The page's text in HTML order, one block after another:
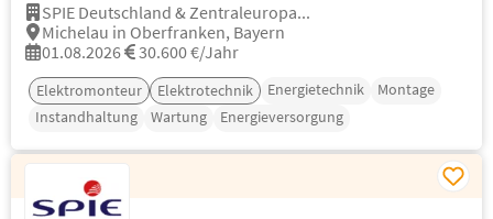
SPIE Deutschland & Zentraleuropa...
Michelau in Oberfranken, Bayern
01.08.2026
30.600 €/Jahr
Elektromonteur Elektrotechnik Energietechnik
Montage
Instandhaltung
Wartung Energieversorgung